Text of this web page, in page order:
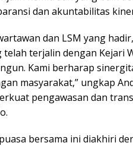
dan akuntabilitas
dan LSM yang
terjalin dengan Kejari
Kami berharap
masyarakat,” ungkap
pengawasan dan
bersama ini diakhiri